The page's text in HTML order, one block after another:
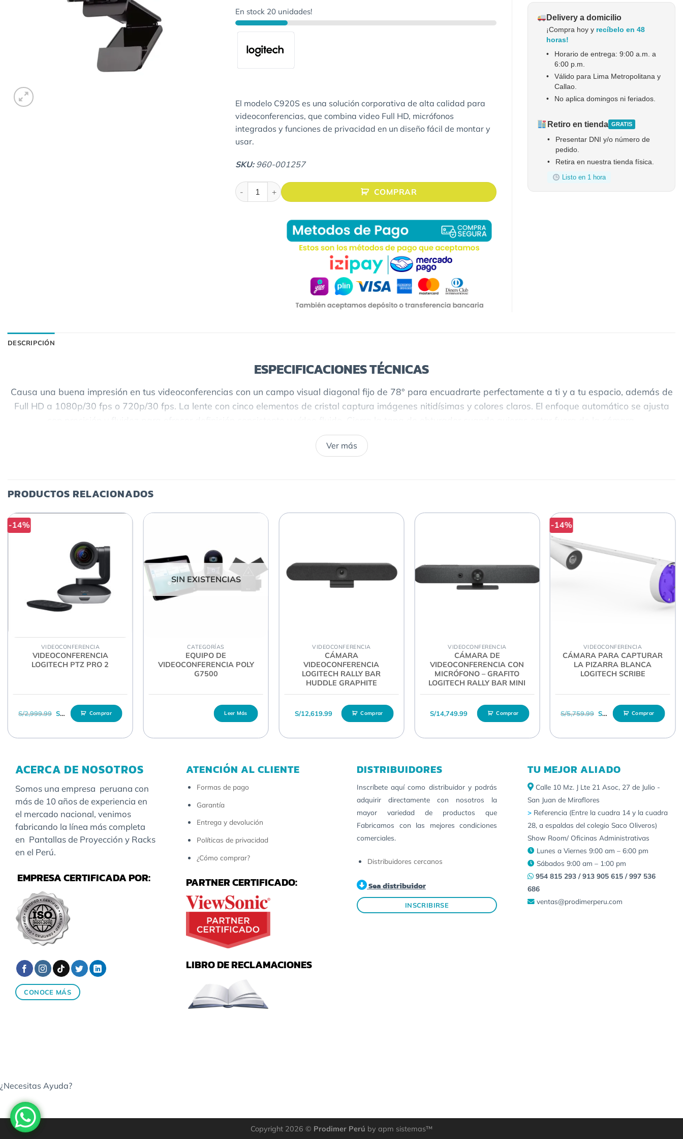
En stock 20 unidades!
El modelo C920S es una solución corporativa de alta calidad para
videoconferencias, que combina video Full HD, micrófonos
integrados y funciones de privacidad en un diseño fácil de montar y
usar.
SKU: 960-001257
WEBCAM C920S LOGITECH HD PRO cantidadCOMPRAR
Delivery a domicilio
¡Compra hoy y recíbelo en 48
horas!
•
Horario de entrega: 9:00 a.m. a
6:00 p.m.
•
Válido para Lima Metropolitana y
Callao.
•
No aplica domingos ni feriados.
Retiro en tienda GRATIS
•
Presentar DNI y/o número de
pedido.
•
Retira en nuestra tienda física.
Listo en 1 hora
DESCRIPCIÓN
ESPECIFICACIONES TÉCNICAS
Causa una buena impresión en tus videoconferencias con un campo visual diagonal fijo de 78° para encuadrarte perfectamente a ti y a tu espacio, además de
Full HD a 1080p/30 fps o 720p/30 fps. La lente con cinco elementos de cristal captura imágenes nitidísimas y colores claros. El enfoque automático se ajusta
La lente Full HD con cinco elementos de cristal y enfoque automático premium captura imágenes totalmente nítidas y claras ajustándose con fluidez y precisión
para proporcionar alta definición consistente en conferencias. Una práctica tapa de obturador protege la lente y tu privacidad.
Ver más
PRODUCTOS RELACIONADOS
-14%
VIDEOCONFERENCIA
VIDEOCONFERENCIA
LOGITECH PTZ PRO 2
S/2,999.99 El precio original era: S/2,999.99.
S/ 2,589.99 El precio actual es: S/2,589.99.
Comprar
SIN EXISTENCIAS
CATEGORÍAS
EQUIPO DE
VIDEOCONFERENCIA POLY
G7500
Leer Más
VIDEOCONFERENCIA
CÁMARA
VIDEOCONFERENCIA
LOGITECH RALLY BAR
HUDDLE GRAPHITE
S/12,619.99 Comprar
VIDEOCONFERENCIA
CÁMARA DE
VIDEOCONFERENCIA CON
MICRÓFONO – GRAFITO
LOGITECH RALLY BAR MINI
S/14,749.99 Comprar
-14%
VIDEOCONFERENCIA
CÁMARA PARA CAPTURAR
LA PIZARRA BLANCA
LOGITECH SCRIBE
S/5,759.99 El precio original era: S/
S/ 4,969.99 El precio actual
Comprar
ACERCA DE NOSOTROS
Somos una empresa peruana con
más de 10 años de experiencia en
el mercado nacional, venimos
fabricando la línea más completa
en Pantallas de Proyección y Racks
en el Perú.
EMPRESA CERTIFICADA POR:
CONOCE MÁS
ATENCIÓN AL CLIENTE
Formas de pago
Garantía
Entrega y devolución
Políticas de privacidad
¿Cómo comprar?
PARTNER CERTIFICADO:
LIBRO DE RECLAMACIONES
DISTRIBUIDORES
Inscríbete aquí como distribuidor y podrás
adquirir directamente con nosotros la
mayor variedad de productos que
Fabricamos con las mejores condiciones
comerciales.
Distribuidores cercanos
Sea distribuidor
INSCRIBIRSE
TU MEJOR ALIADO
Calle 10 Mz. J Lte 21 Asoc, 27 de Julio -
San Juan de Miraflores
> Referencia (Entre la cuadra 14 y la cuadra
28, a espaldas del colegio Saco Oliveros)
Show Room/ Oficinas Administrativas
Lunes a Viernes 9:00 am – 6:00 pm
Sábados 9:00 am – 1:00 pm
954 815 293 / 913 905 615 / 997 536
686
ventas@prodimerperu.com
¿Necesitas Ayuda?
Copyright 2026 © Prodimer Perú by apm sistemas™